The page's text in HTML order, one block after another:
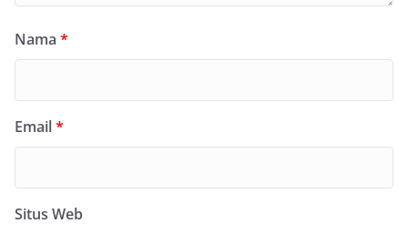
Nama *
Email*
Situs Web